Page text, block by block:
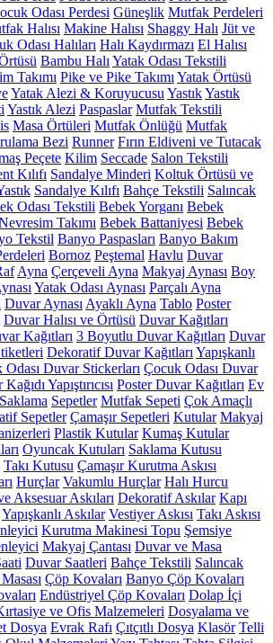
Odası Perdesi Güneşlik Mutfak Perdeleri
Halısı Makine Halısı Shaggy Halı Jüt ve
Odası Halıları Halı Kaydırmazı El Halısı
Bambu Halı Yatak Odası Tekstili
Takımı Pike ve Pike Takımı Yatak Örtüsü
Yatak Alezi & Koruyucusu YastıkYastık
Yastık Alezi Paspaslar Mutfak Tekstili
Masa Örtüleri Mutfak Önlüğü Mutfak
Bezi Runner Fırın Eldiveni ve Tutacak
Peçete Kilim Seccade Salon Tekstili
Kılıfı Sandalye Minderi Koltuk Örtüsü ve
Sandalye Kılıfı Bahçe Tekstili Salıncak
Odası Tekstili Bebek Yorganı Bebek
Takımı Bebek Battaniyesi Bebek
Tekstil Banyo Paspasları Banyo Bakım
Bornoz Peştemal Havlu Duvar
Ayna Çerçeveli Ayna Makyaj Aynası Boy
Yatak Odası Aynası Parçalı Ayna
Duvar Aynası Ayaklı Ayna Tablo Poster
Duvar Halısı ve Örtüsü Duvar Kağıtları
Kağıtları 3 Boyutlu Duvar Kağıtları Duvar
Dekoratif Duvar Kağıtları Yapışkanlı
Odası Duvar Stickerları Çocuk Odası Duvar
Yapıştırıcısı Poster Duvar Kağıtları Ev
Sepetler Mutfak Sepeti Çok Amaçlı
Sepetler Çamaşır Sepetleri Kutular Makyaj
Plastik Kutular Kumaş Kutular
Oyuncak Kutuları Saklama Kutusu
Takı Kutusu Çamaşır Kurutma Askısı
Hurçlar Vakumlu Hurçlar Halı Hurcu
Aksesuar Askıları Dekoratif Askılar Kapı
Yapışkanlı Askılar Vestiyer Askısı Takı Askısı
Kurutma Makinesi Topu Şemsiye
Makyaj Çantası Duvar ve Masa
Duvar Saatleri Bahçe Tekstili Salıncak
Çöp Kovaları Banyo Çöp Kovaları
Endüstriyel Çöp Kovaları Dolap İçi
ve Ofis Malzemeleri Dosyalama ve
Dosya Evrak Rafı Çıtçıtlı Dosya Klasör Telli